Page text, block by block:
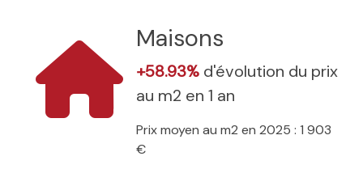
Maisons
+58.93% d'évolution du prix
au m2 en 1 an
Prix moyen au m2 en 2025 : 1 903
€